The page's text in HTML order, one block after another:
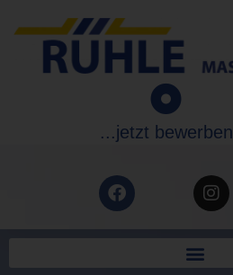
...jetzt bewerben